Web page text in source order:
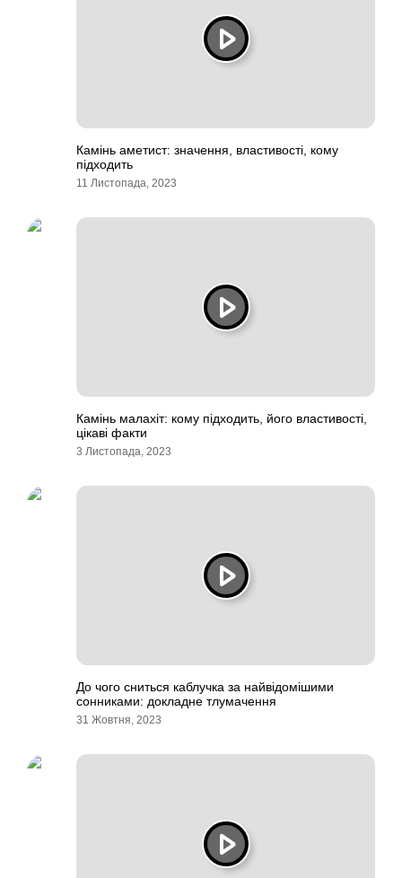
Камінь аметист: значення, властивості, кому
підходить
11 Листопада, 2023
Камінь малахіт: кому підходить, його властивості,
цікаві факти
3 Листопада, 2023
До чого сниться каблучка за найвідомішими
сонниками: докладне тлумачення
31 Жовтня, 2023